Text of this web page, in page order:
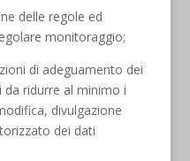
delle regole ed
monitoraggio;
di adeguamento dei
da ridurre al minimo i
divulgazione
dei dati